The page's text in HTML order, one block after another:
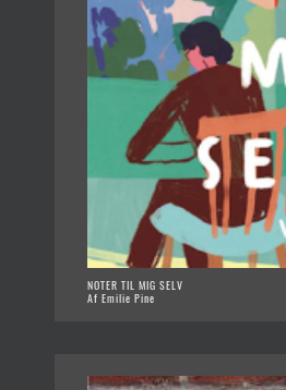
NOTER TIL MIG SELV
Af Emilie Pine